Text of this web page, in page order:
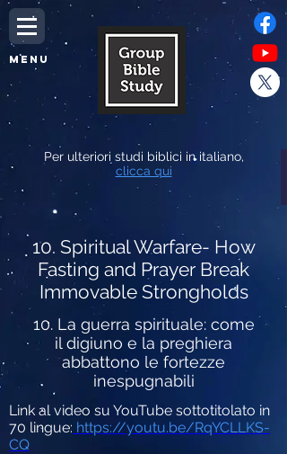
MENU
Per ulteriori studi biblici in italiano,
clicca qui
10. Spiritual Warfare- How
Fasting and Prayer Break
Immovable Strongholds
10. La guerra spirituale: come
il digiuno e la preghiera
abbattono le fortezze
inespugnabili
Link al video su YouTube sottotitolato in
70 lingue: https://youtu.be/RqYCLLKS-
CQ